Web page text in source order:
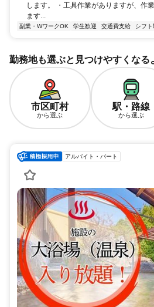
します。 ・工具作業がありますが、作
ます...
副業・WワークOK 学生歓迎 交通費支給 シフト
勤務地も選ぶと見つけやすくなる
市区町村
から選ぶ
駅・路線
から選ぶ
アルバイト・パート